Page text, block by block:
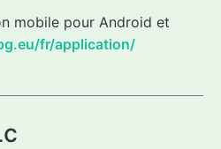
mobile pour Android et
fr/application/